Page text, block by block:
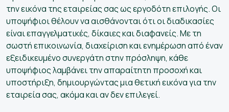
την εικόνα της εταιρείας σας ως εργοδότη επιλογής. Οι
υποψήφιοι θέλουν να αισθάνονται ότι οι διαδικασίες
είναι επαγγελματικές, δίκαιες και διαφανείς. Με τη
σωστή επικοινωνία, διαχείριση και ενημέρωση από έναν
εξειδικευμένο συνεργάτη στην πρόσληψη, κάθε
υποψήφιος λαμβάνει την απαραίτητη προσοχή και
υποστήριξη, δημιουργώντας μια θετική εικόνα για την
εταιρεία σας, ακόμα και αν δεν επιλεγεί.